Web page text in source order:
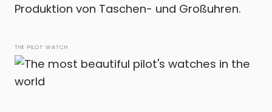
Produktion von Taschen- und Großuhren.
THE PILOT WATCH